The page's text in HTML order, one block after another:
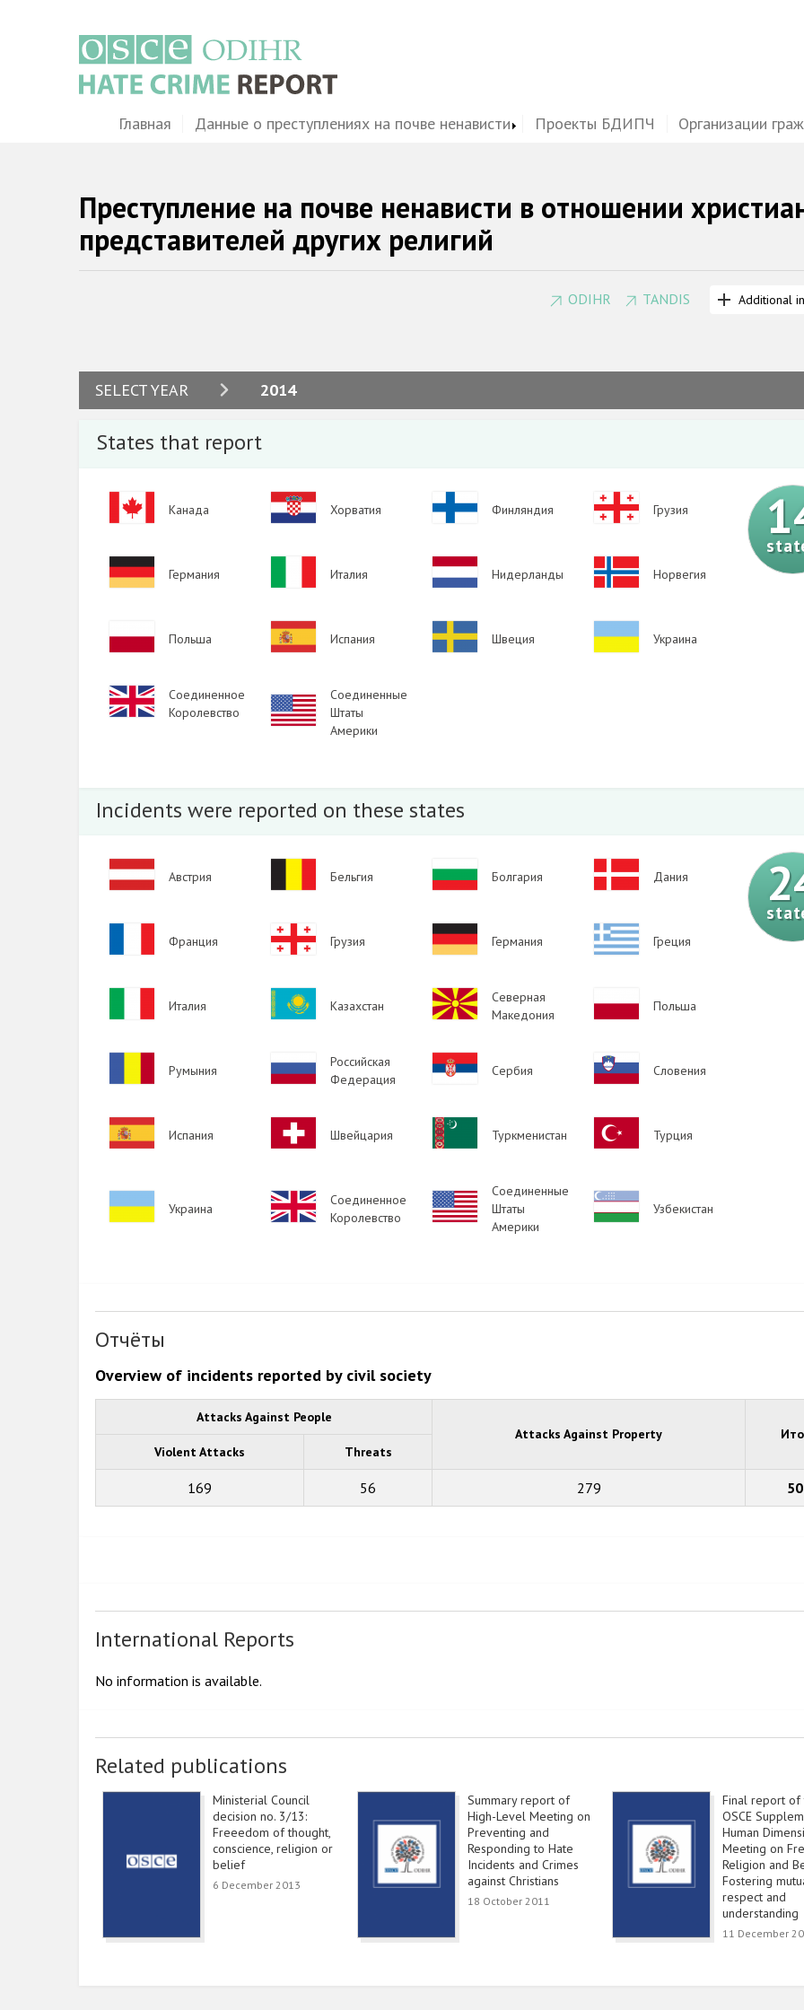
MainГлавная Данные о преступлениях на почве ненависти Проекты БДИПЧ Организации
Преступление на почве ненависти в отношении
представителей других религий
ODIHR TANDIS Additional
SELECT YEAR 2014
2024
2020
2016
2014
2011
States that report
Image
Канада
Image
Хорватия
Image
Финляндия
Image
Грузия
Image
Германия Италия
Image
Нидерланды
Image
Норвегия
Польша
Image
Испания
Image
Швеция Украина
Image
Соединенное
Королевство
Image
Соединенные
Штаты
Америки
Incidents were reported on these states
Image
Австрия Бельгия
Image
Болгария
Image
Дания
Франция
Image
Грузия
Image
Германия
Image
Греция
Италия
Image
Казахстан
Image
Северная
Македония
Польша
Румыния
Image
Российская
Федерация
Image
Сербия
Image
Словения
Image
Испания
Image
Швейцария
Image
Туркменистан
Image
Турция
Украина
Image
Соединенное
Королевство
Image
Соединенные
Штаты
Америки
Image
Узбекистан
Отчёты
Overview of incidents reported by civil society
Attacks Against People
Attacks Against Property
Violent Attacks
Threats
169 56 279
International Reports
No information is available.
Related publications
Ministerial Council
decision no. 3/13:
Freeedom of thought,
conscience, religion or
belief
6 December 2013
Summary report of
High-Level Meeting on
Preventing and
Responding to Hate
Incidents and Crimes
against Christians
18 October 2011
Final report of
OSCE
Human
Meeting on
Religion and
Fostering
respect and
understanding
11 December